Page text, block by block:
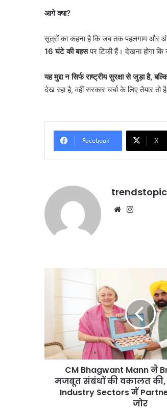
आगे क्या?
सूत्रों का कहना है कि जब तक पहलगाम और
16घंटे की बहसपर टिकी हैं। देखना होगा
यह मुद्दा न सिर्फ राष्ट्रीय सुरक्षा से जुड़ा है,
देख रहा है, वहीं सरकार चर्चा के लिए तैयार
Facebook X
Website
Bhagwant
Britain
मजबूत
संबंधों
वकालत
CM Bhagwant Mann ने
मजबूत संबंधों की वकालत
Industry Sectors में
जोर